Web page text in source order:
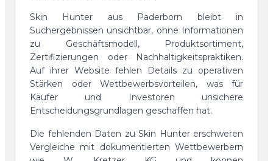
Skin Hunter aus Paderborn bleibt in
Suchergebnissen unsichtbar, ohne Informationen
zu Geschäftsmodell, Produktsortiment,
Zertifizierungen oder Nachhaltigkeitspraktiken.
Auf ihrer Website fehlen Details zu operativen
Stärken oder Wettbewerbsvorteilen, was für
Käufer und Investoren unsichere
Entscheidungsgrundlagen geschaffen hat.
Die fehlenden Daten zu Skin Hunter erschweren
Vergleiche mit dokumentierten Wettbewerbern